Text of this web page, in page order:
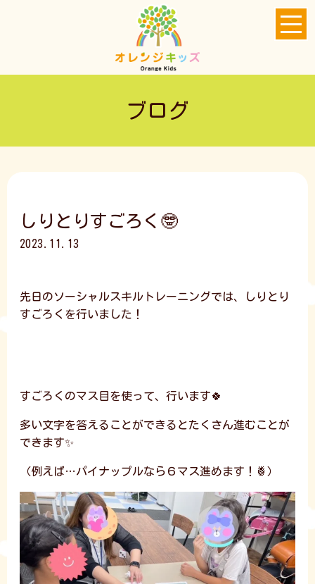
ブログ
しりとりすごろく🤓
2023.11.13
先日のソーシャルスキルトレーニングでは、しりとり
すごろくを行いました！
すごろくのマス目を使って、行います🍀
多い文字を答えることができるとたくさん進むことが
できます✨
（例えば…パイナップルなら６マス進めます！🍍）